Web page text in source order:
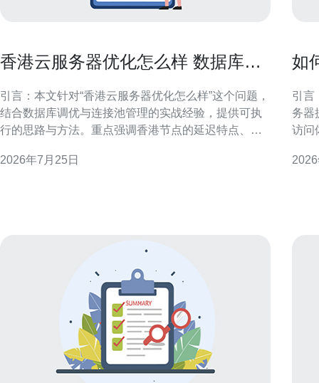
香港云服务器优化怎么样 数据库调
引言：本文针对“香港云服务器优化怎么样”这个问题，
结合数据库调优与连接池管理的实战经验，提供可执
行的思路与方法。重点强调香港节点的延迟特点、带
提升性能与稳定性。 香港云服务器优化总体策略 在香
2026年7月25日
如
引言：
务器
访问
核心